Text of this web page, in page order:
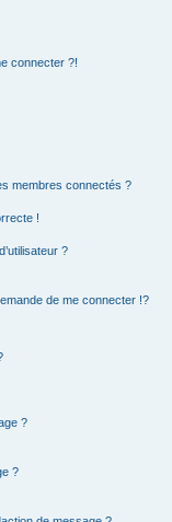
connecter ?!
membres connectés ?
!
?
de me connecter !?
?
?